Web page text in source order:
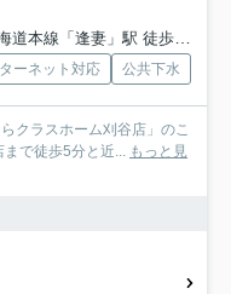
道本線「逢妻」駅 徒歩19分
ーネット対応 公共下水
クラスホーム刈谷店」のこ
で徒歩5分と近... もっと見